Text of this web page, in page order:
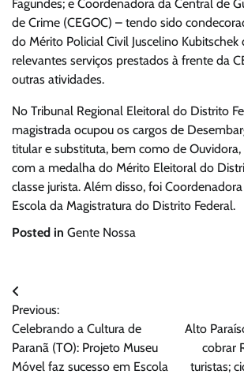
Fagundes; e Coordenadora da Central de
de Crime (CEGOC) – tendo sido
do Mérito Policial Civil Juscelino
relevantes serviços prestados à frente da
outras atividades.
No Tribunal Regional Eleitoral do Distrito
magistrada ocupou os cargos de
titular e substituta, bem como de
com a medalha do Mérito Eleitoral do
classe jurista. Além disso, foi
Escola da Magistratura do Distrito Federal.
Posted in Gente Nossa
Navegação
de
Post
Previous:
Celebrando a Cultura de
Paranã (TO): Projeto Museu
Móvel faz sucesso em Escola
Alto
cobrar
turistas;